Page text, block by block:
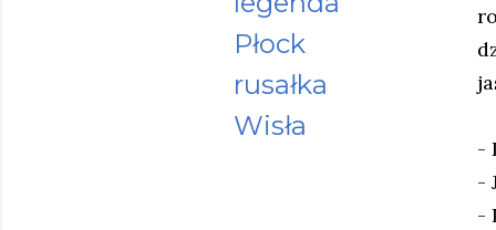
Płock
rusałka
Wisła
-
-
-